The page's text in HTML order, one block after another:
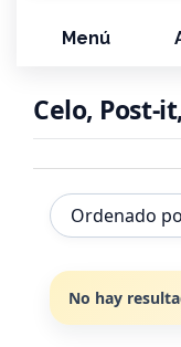
Menú
Celo, Post-
No hay